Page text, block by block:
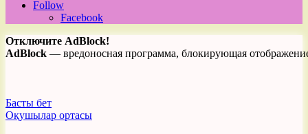
Follow
Facebook
Отключите AdBlock!
AdBlock — вредоносная программа, блокирующая
Басты бет
Оқушылар ортасы